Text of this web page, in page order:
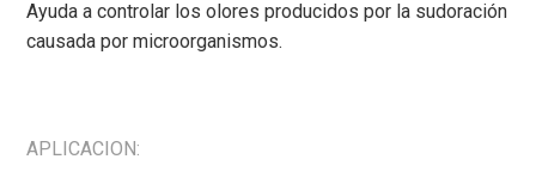
Ayuda a controlar los olores producidos por la sudoración
causada por microorganismos.
APLICACION: